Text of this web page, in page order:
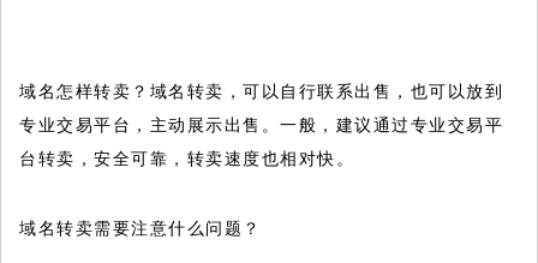
域名怎样转卖？域名转卖，可以自行联系出售，也可以放到
专业交易平台，主动展示出售。一般，建议通过专业交易平
台转卖，安全可靠，转卖速度也相对快。
域名转卖需要注意什么问题？